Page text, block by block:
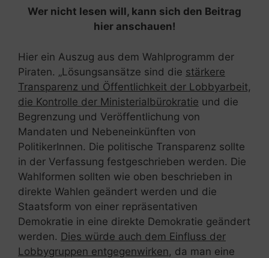
Wer nicht lesen will, kann sich den Beitrag
hier anschauen!
Hier ein Auszug aus dem Wahlprogramm der
Piraten. „Lösungsansätze sind die stärkere
Transparenz und Öffentlichkeit der Lobbyarbeit,
die Kontrolle der Ministerialbürokratie und die
Begrenzung und Veröffentlichung von
Mandaten und Nebeneinkünften von
PolitikerInnen. Die politische Transparenz sollte
in der Verfassung festgeschrieben werden. Die
Wahlformen sollten wie oben beschrieben in
direkte Wahlen geändert werden und die
Staatsform von einer repräsentativen
Demokratie in eine direkte Demokratie geändert
werden. Dies würde auch dem Einfluss der
Lobbygruppen entgegenwirken, da man eine